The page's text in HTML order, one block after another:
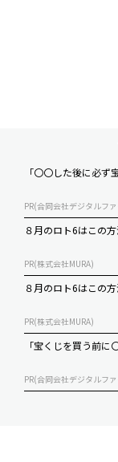
「〇〇した後に必
PR(合同会社デジタルフ
８月のロト6はこの
PR(株式会社MURA)
８月のロト6はこの
PR(株式会社MURA)
「宝くじを買う前
PR(合同会社デジタルフ